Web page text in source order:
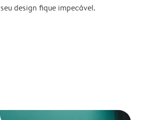
design fique impecável.